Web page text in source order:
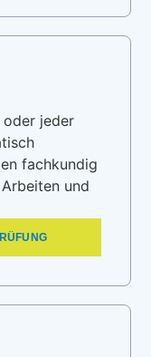
jeder
fachkundig
und